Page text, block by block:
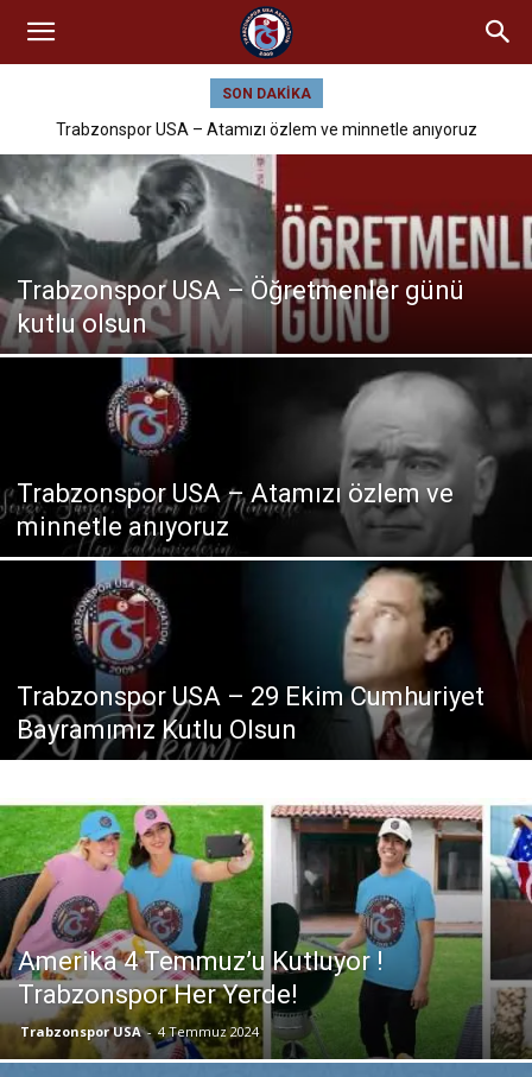
SON DAKIKA
Trabzonspor USA – Atamızı özlem ve minnetle anıyoruz
Trabzonspor USA – Öğretmenler günü
kutlu olsun
Trabzonspor USA – Atamızı özlem ve
minnetle anıyoruz
Trabzonspor USA – 29 Ekim Cumhuriyet
Bayramımız Kutlu Olsun
Amerika 4 Temmuz’u Kutluyor !
Trabzonspor Her Yerde!
Trabzonspor USA - 4 Temmuz 2024